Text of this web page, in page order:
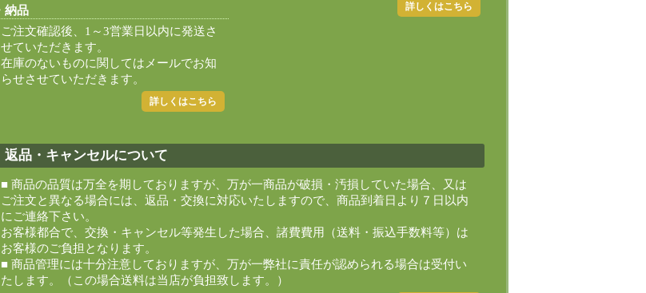
納品
ご注文確認後、1～3営業日以内に発送さ
せていただきます。
在庫のないものに関してはメールでお知
らせさせていただきます。
詳しくはこちら
詳しくはこちら
返品・キャンセルについて
■ 商品の品質は万全を期しておりますが、万が一商品が破損・汚損していた場合、又は
ご注文と異なる場合には、返品・交換に対応いたしますので、商品到着日より７日以内
にご連絡下さい。
お客様都合で、交換・キャンセル等発生した場合、諸費費用（送料・振込手数料等）は
お客様のご負担となります。
■ 商品管理には十分注意しておりますが、万が一弊社に責任が認められる場合は受付い
たします。（この場合送料は当店が負担致します。）